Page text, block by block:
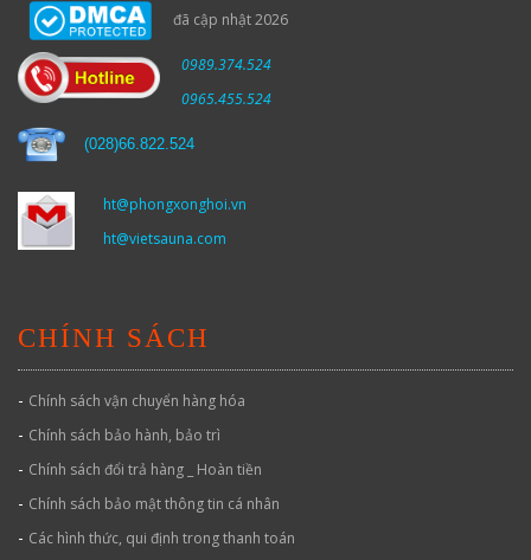
đã cập nhật 2026
0989.374.524
0965.455.524
(028)66.822.524
ht@phongxonghoi.vn
ht@vietsauna.com
CHÍNH SÁCH
- Chính sách vận chuyển hàng hóa
- Chính sách bảo hành, bảo trì
- Chính sách đổi trả hàng _ Hoàn tiền
- Chính sách bảo mật thông tin cá nhân
- Các hình thức, qui định trong thanh toán